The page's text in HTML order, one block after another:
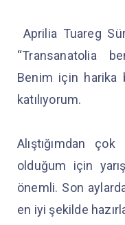
Aprilia Tuareg
“Transanatolia
Benim için harika
katılıyorum.
Alıştığımdan
olduğum için
önemli. Son
en iyi şekilde